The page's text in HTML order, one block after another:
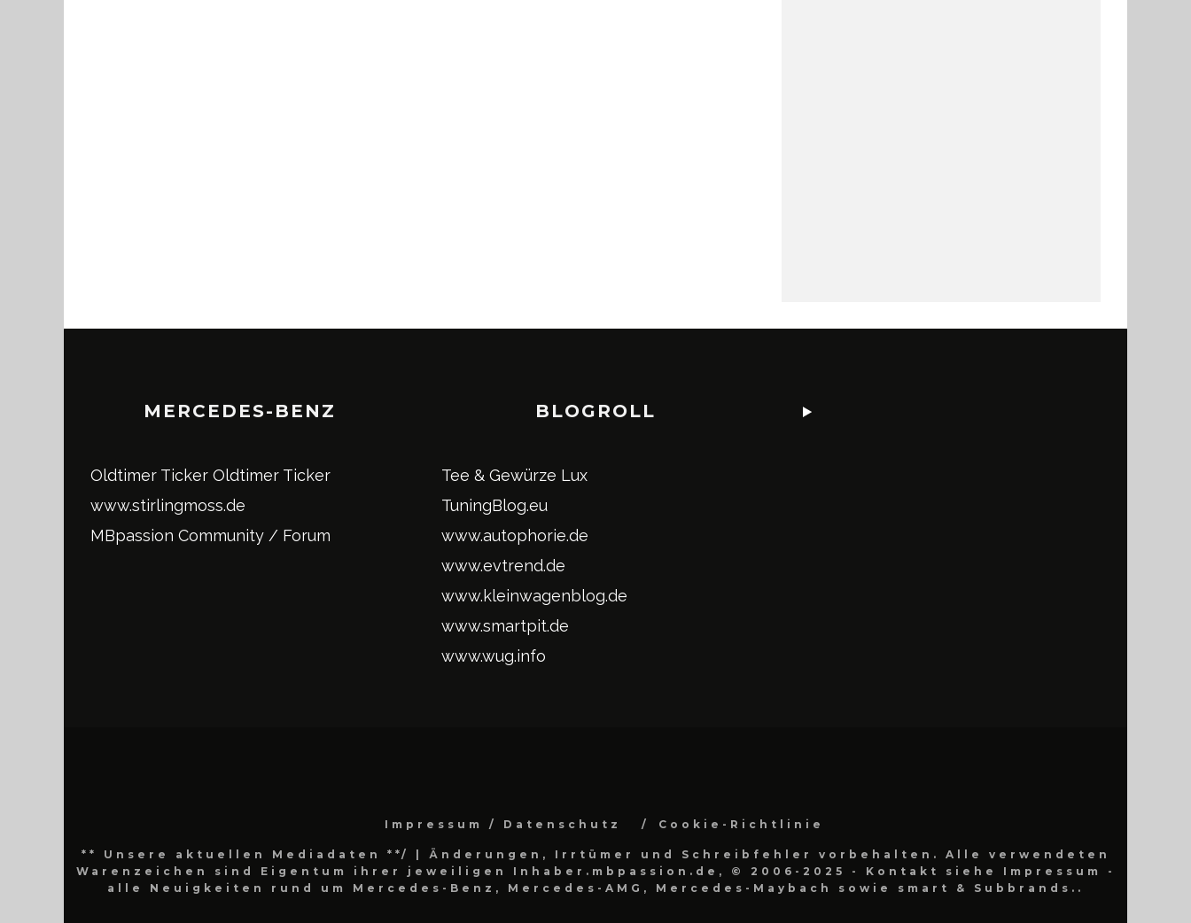
MERCEDES-BENZ
Oldtimer Ticker Oldtimer Ticker
www.stirlingmoss.de
MBpassion Community / Forum
BLOGROLL
Tee & Gewürze Lux
TuningBlog.eu
www.autophorie.de
www.evtrend.de
www.kleinwagenblog.de
www.smartpit.de
www.wug.info
Impressum / Datenschutz Cookie-Richtlinie
** Unsere aktuellen Mediadaten **/
| Änderungen, Irrtümer und Schreibfehler vorbehalten. Alle verwendeten
Warenzeichen sind Eigentum ihrer jeweiligen Inhaber.mbpassion.de, © 2006-2025 - Kontakt siehe Impressum -
alle Neuigkeiten rund um Mercedes-Benz, Mercedes-AMG, Mercedes-Maybach sowie smart & Subbrands..